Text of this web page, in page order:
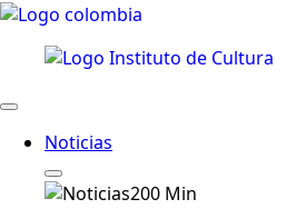
Noticias